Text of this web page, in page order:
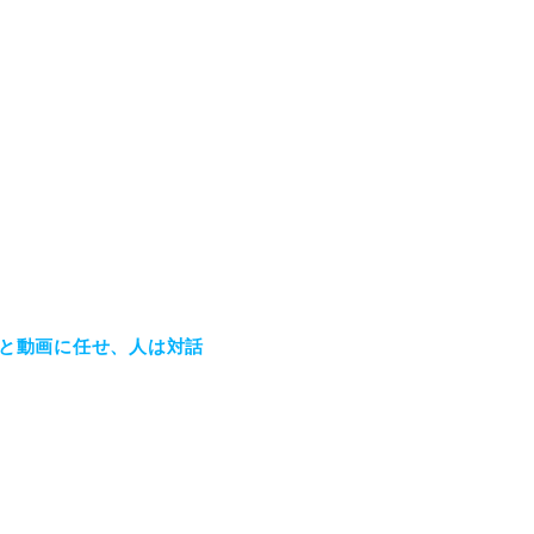
動画に任せ、人は対話